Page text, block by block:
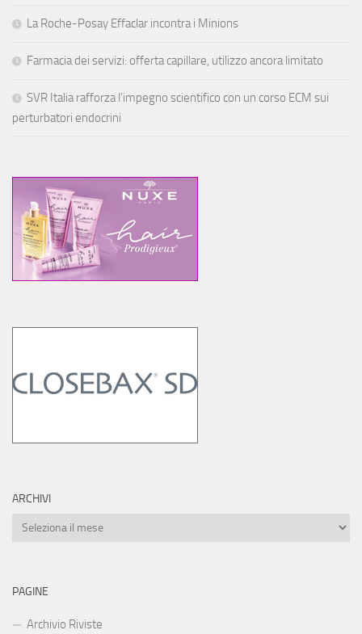
La Roche-Posay Effaclar incontra i Minions
Farmacia dei servizi: offerta capillare, utilizzo ancora limitato
SVR Italia rafforza l’impegno scientifico con un corso ECM sui
perturbatori endocrini
ARCHIVI
Archivi
PAGINE
Archivio Riviste